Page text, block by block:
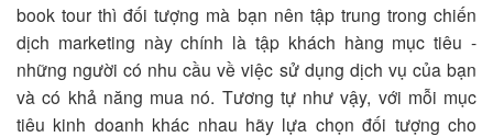
book tour thì đối tượng mà bạn nên tập trung trong chiến
dịch marketing này chính là tập khách hàng mục tiêu -
những người có nhu cầu về việc sử dụng dịch vụ của bạn
và có khả năng mua nó. Tương tự như vậy, với mỗi mục
tiêu kinh doanh khác nhau hãy lựa chọn đối tượng cho